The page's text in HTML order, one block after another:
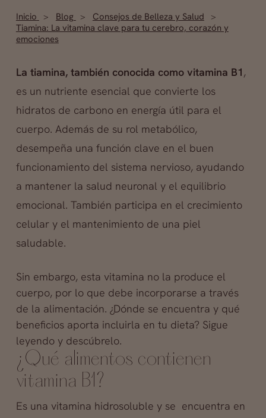
Inicio Blog
Consejos de Belleza y Salud
Tiamina: La vitamina clave para tu cerebro, corazón y
emociones
La tiamina, también conocida como vitamina B1,
es un nutriente esencial que convierte los
hidratos de carbono en energía útil para el
cuerpo. Además de su rol metabólico,
desempeña una función clave en el buen
funcionamiento del sistema nervioso, ayudando
a mantener la salud neuronal y el equilibrio
emocional. También participa en el crecimiento
celular y el mantenimiento de una piel
saludable.
Sin embargo, esta vitamina no la produce el
cuerpo, por lo que debe incorporarse a través
de la alimentación. ¿Dónde se encuentra y qué
beneficios aporta incluirla en tu dieta? Sigue
leyendo y descúbrelo.
¿Qué alimentos contienen
vitamina B1?
Es una vitamina hidrosoluble y se encuentra en